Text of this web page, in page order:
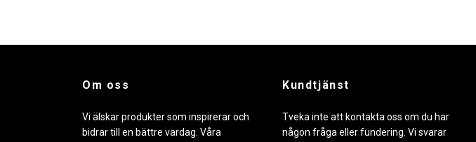
Om oss
Vi älskar produkter som inspirerar och
bidrar till en bättre vardag. Våra
Kundtjänst
Tveka inte att kontakta oss om du har
någon fråga eller fundering. Vi svarar